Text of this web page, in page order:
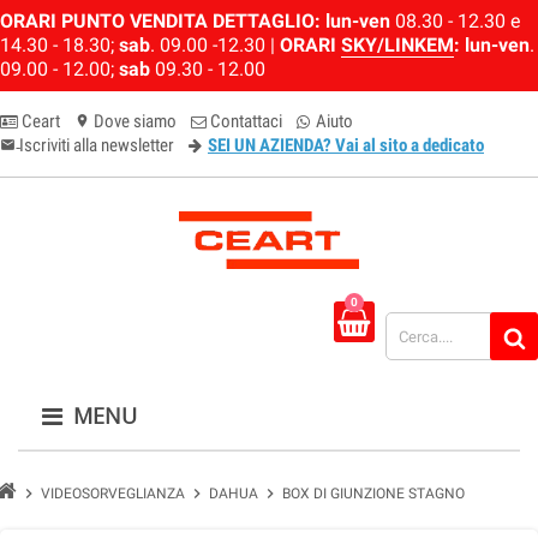
ORARI PUNTO VENDITA DETTAGLIO: lun-ven 08.30 - 12.30 e
14.30 - 18.30; sab. 09.00 -12.30 | ORARI SKY/LINKEM: lun-ven.
09.00 - 12.00; sab 09.30 - 12.00
Ceart location_on Dove siamo Contattaci Aiuto
email-newsletter
Iscriviti alla newsletter SEI UN AZIENDA? Vai al sito a dedicato
0
MENU
chevron_right VIDEOSORVEGLIANZA chevron_right DAHUA chevron_right BOX DI GIUNZIONE STAGNO